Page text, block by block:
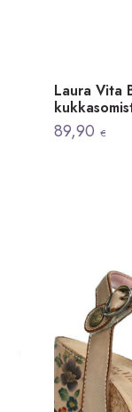
Laura Vita
89,90€